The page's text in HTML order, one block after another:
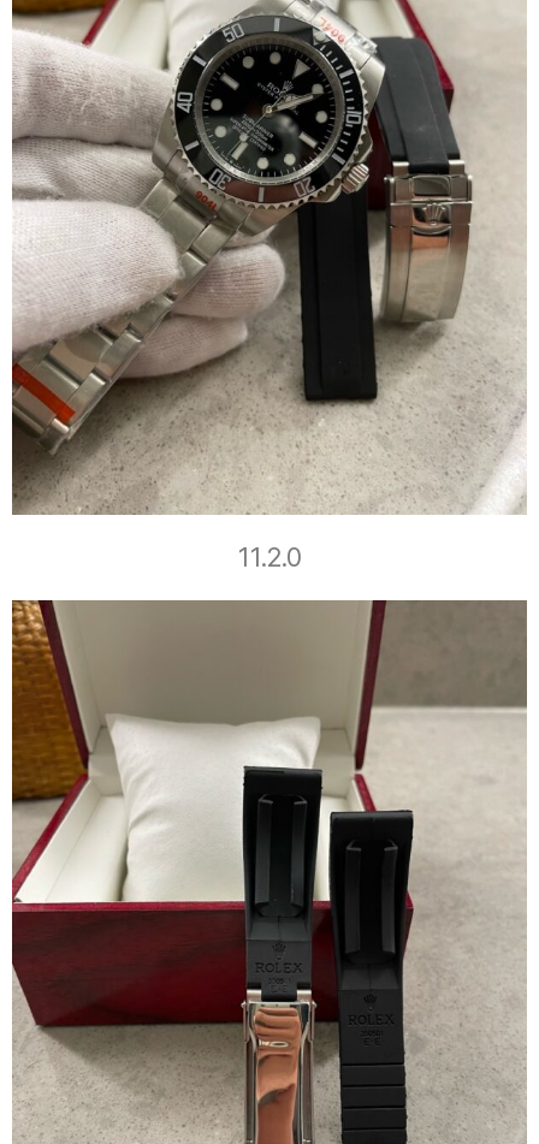
11.2.0